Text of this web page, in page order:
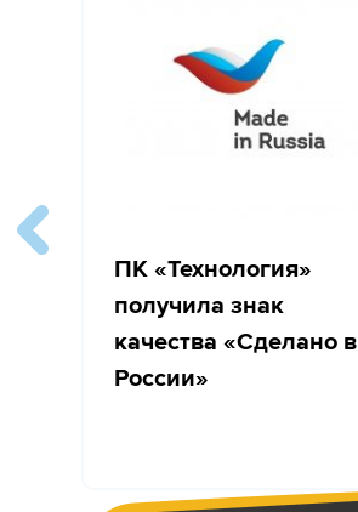
ПК «Технология»
получила знак
качества «Сделано в
России»